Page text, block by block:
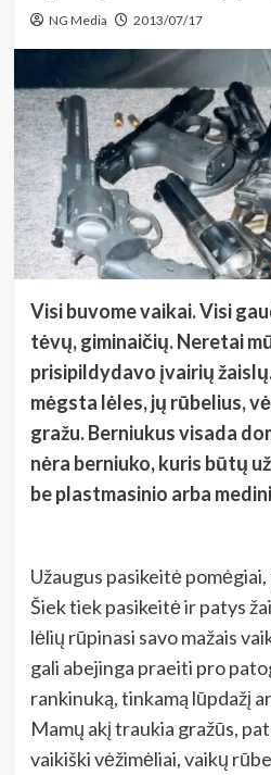
NG Media 2013/07/17
Visi buvome vaikai. Visi
tėvų, giminaičių. Neretai
prisipildydavo įvairių
mėgsta lėles, jų rūbelius,
gražu. Berniukus visada
nėra berniuko, kuris būtų
be plastmasinio arba
Užaugus pasikeitė
Šiek tiek pasikeitė ir patys
lėlių rūpinasi savo mažais
gali abejinga praeiti pro
rankinuką, tinkamą lūpdažį
Mamų akį traukia gražūs,
vaikiški vėžimėliai, vaikų